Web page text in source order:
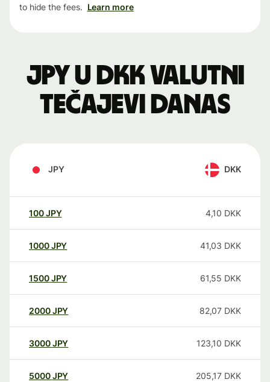
to hide the fees. Learn more
JPY u DKK valutni
tečajevi danas
JPY DKK
100JPY 4,10 DKK
1000JPY 41,03 DKK
1500JPY 61,55 DKK
2000JPY 82,07 DKK
3000JPY 123,10 DKK
5000JPY 205,17 DKK